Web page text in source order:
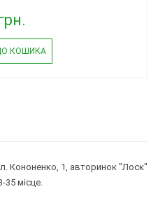
КОШИКА
Кононенко, 1, авторинок "Лоск"
35 місце.